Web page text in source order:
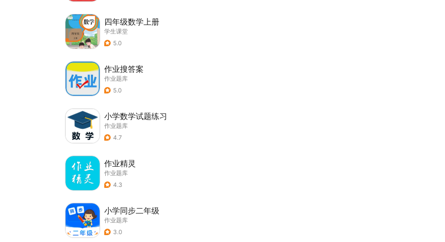
四年级数学上册
学生课堂
5.0
作业搜答案
作业题库
5.0
小学数学试题练习
作业题库
4.7
作业精灵
作业题库
4.3
小学同步二年级
作业题库
3.0